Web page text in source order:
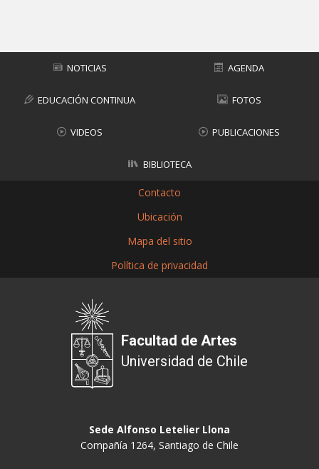
NOTICIAS AGENDA
EDUCACIÓN CONTINUA FOTOS
VIDEOS PUBLICACIONES
BIBLIOTECA
Contacto
Ubicación
Mapa del sitio
Política de privacidad
Facultad de Artes
Universidad de Chile
Sede Alfonso Letelier Llona
Compañía 1264, Santiago de Chile